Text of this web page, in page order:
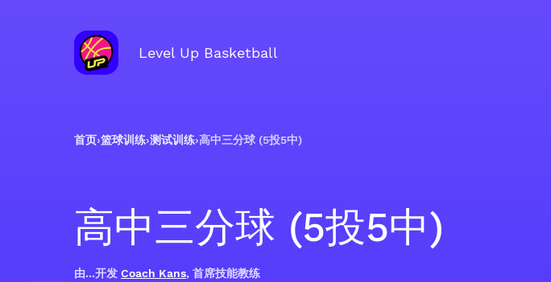
Level Up Basketball
首页›篮球训练›测试训练›高中三分球 (5投5中)
高中三分球 (5投5中)
由...开发 Coach Kans, 首席技能教练